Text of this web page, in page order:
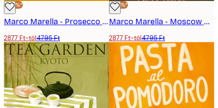
-40%*
Marco Marella - Prosecco Cin Cin Poszter
2877 Ft-tól4795 Ft
-40%*
Marco Marella - Moscow Mule Poszter
2877 Ft-tól4795 Ft